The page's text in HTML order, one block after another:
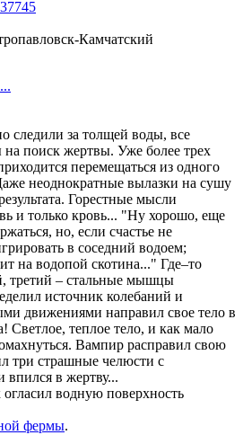
Камчатский
следили за толщей воды, все
поиск жертвы. Уже более трех
перемещаться из одного
неоднократные вылазки на сушу
Горестные мысли
и только кровь... "Ну хорошо, еще
но, если счастье не
в соседний водоем;
на водопой скотина..." Где–то
третий – стальные мышцы
источник колебаний и
движениями направил свое тело в
Светлое, теплое тело, и как мало
Вампир расправил свою
три страшные челюсти с
в жертву...
водную поверхность
фермы.